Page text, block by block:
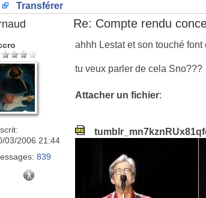
Transférer
Re: Compte rendu
03/2006 21:44
839
ahhh Lestat et son touché font
tu veux parler de cela Sno???
Attacher un fichier: